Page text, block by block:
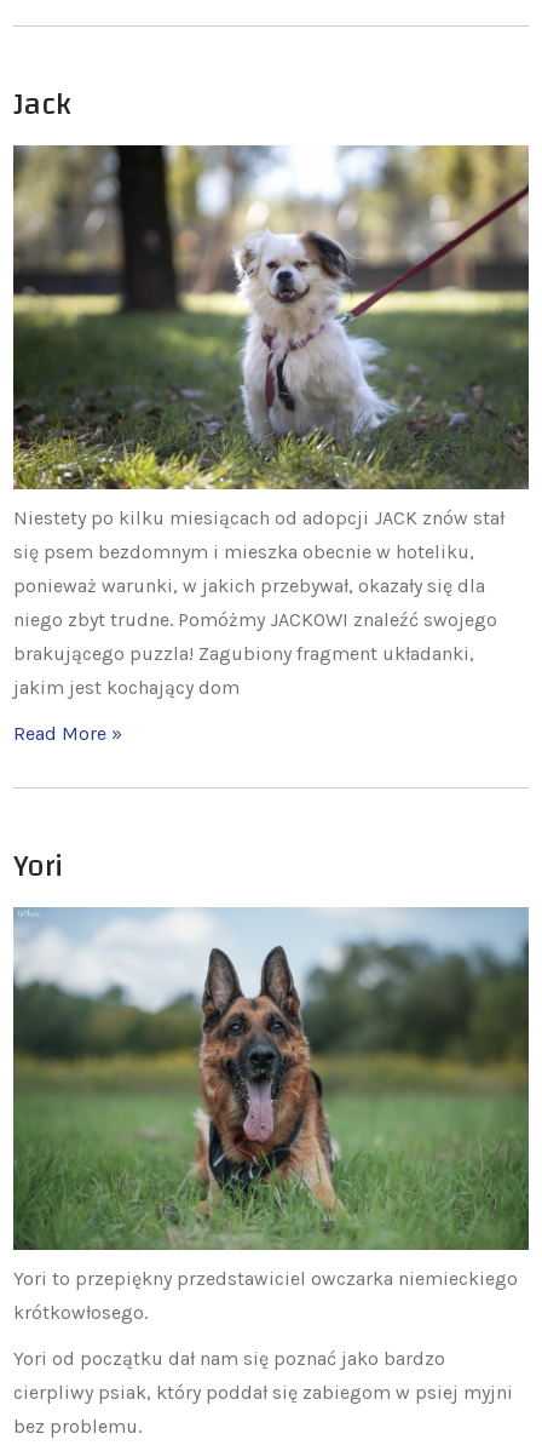
Jack
Niestety po kilku miesiącach od adopcji JACK znów stał
się psem bezdomnym i mieszka obecnie w hoteliku,
ponieważ warunki, w jakich przebywał, okazały się dla
niego zbyt trudne. Pomóżmy JACKOWI znaleźć swojego
brakującego puzzla! Zagubiony fragment układanki,
jakim jest kochający dom
Read More »
Yori
Yori to przepiękny przedstawiciel owczarka niemieckiego
krótkowłosego.
Yori od początku dał nam się poznać jako bardzo
cierpliwy psiak, który poddał się zabiegom w psiej myjni
bez problemu.